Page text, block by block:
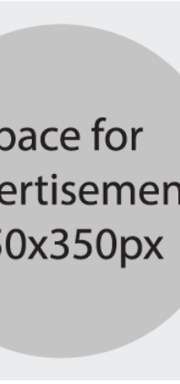
৪ দিন আগে
বাংলাদেশে এসে মার্কিন দূতের ভারতের...
৪ দিন আগে
অনেক পরিবার এখনো তাঁদের স্বজন...
ব্রিকলেইন জামে মসজিদ প্রতিষ্ঠার ৫০...